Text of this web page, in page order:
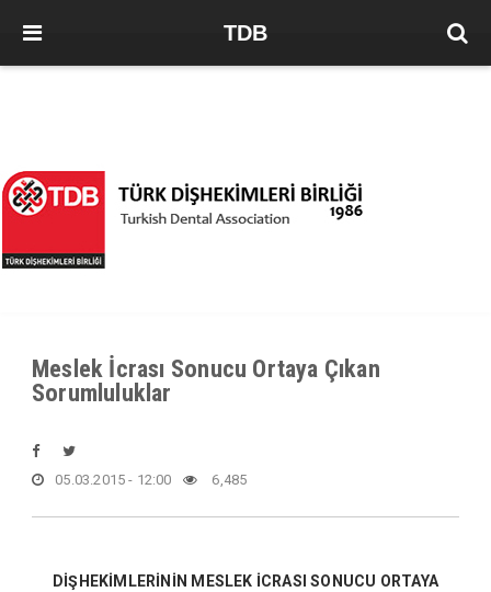
TDB
Meslek İcrası Sonucu Ortaya Çıkan
Sorumluluklar
05.03.2015 - 12:00 6,485
DİŞHEKİMLERİNİN MESLEK İCRASI SONUCU ORTAYA